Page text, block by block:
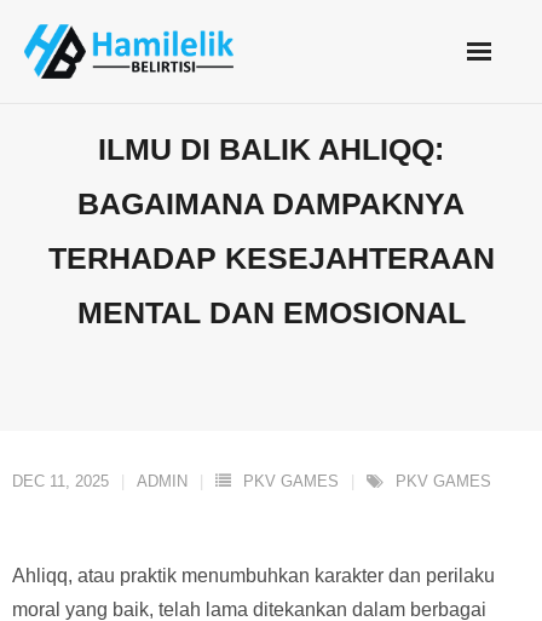
content
ILMU DI BALIK AHLIQQ:
BAGAIMANA DAMPAKNYA
TERHADAP KESEJAHTERAAN
MENTAL DAN EMOSIONAL
DEC 11, 2025 ADMIN PKV GAMES PKV GAMES
Ahliqq, atau praktik menumbuhkan karakter dan perilaku
moral yang baik, telah lama ditekankan dalam berbagai